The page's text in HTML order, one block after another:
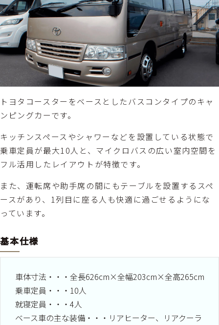
トヨタコースターをベースとしたバスコンタイプのキャ
ンピングカーです。
キッチンスペースやシャワーなどを設置している状態で
乗車定員が最大10人と、マイクロバスの広い室内空間を
フル活用したレイアウトが特徴です。
また、運転席や助手席の間にもテーブルを設置するスペ
ースがあり、1列目に座る人も快適に過ごせるようにな
っています。
基本仕様
車体寸法・・・全長626cm×全幅203cm×全高265cm
乗車定員・・・10人
就寝定員・・・4人
ベース車の主な装備・・・リアヒーター、リアクーラ